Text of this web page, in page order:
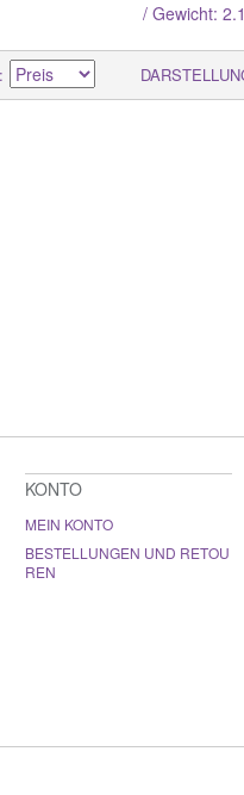
/ Gewicht:
KONTO
MEIN KONTO
BESTELLUNGEN UND RETOU
REN